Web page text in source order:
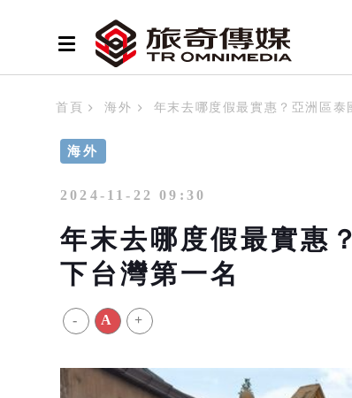
首頁 海外 年末去哪度假最實惠？亞洲區
海外
2024-11-22 09:30
年末去哪度假最實惠
下台灣第一名
- A +